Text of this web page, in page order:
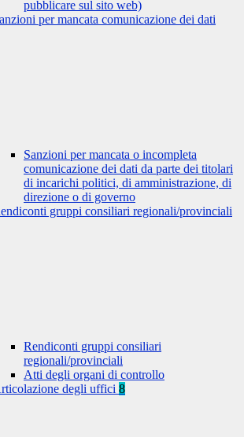
pubblicare sul sito web)
per mancata comunicazione dei dati
Sanzioni per mancata o incompleta
comunicazione dei dati da parte dei titolari
di incarichi politici, di amministrazione, di
direzione o di governo
gruppi consiliari regionali/provinciali
Rendiconti gruppi consiliari
regionali/provinciali
Atti degli organi di controllo
degli uffici 8